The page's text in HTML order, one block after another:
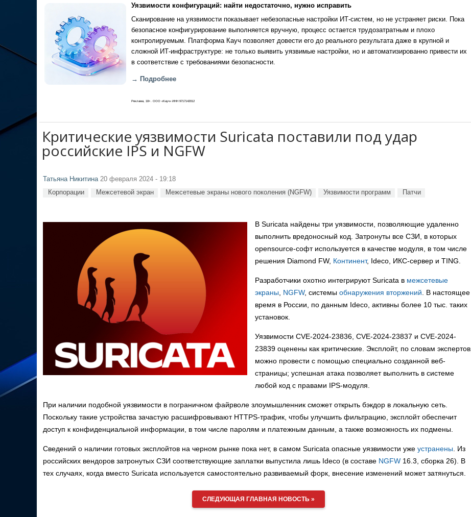
Уязвимости конфигураций: найти недостаточно, нужно исправить
Сканирование на уязвимости показывает небезопасные настройки ИТ-систем, но не устраняет риски. Пока
безопасное конфигурирование выполняется вручную, процесс остается трудозатратным и плохо
контролируемым. Платформа Кауч позволяет довести его до реального результата даже в крупной и
сложной ИТ-инфраструктуре: не только выявить уязвимые настройки, но и автоматизированно привести их
в соответствие с требованиями безопасности.
→ Подробнее
Реклама, 18+. ООО «Кауч» ИНН 9717142012
Критические уязвимости Suricata поставили под удар
российские IPS и NGFW
Татьяна Никитина20 февраля 2024 - 19:18
Корпорации Межсетевой экран Межсетевые экраны нового поколения (NGFW) Уязвимости программ Патчи
В Suricata найдены три уязвимости, позволяющие удаленно
выполнить вредоносный код. Затронуты все СЗИ, в которых
opensource-софт используется в качестве модуля, в том числе
решения Diamond FW, Континент, Ideco, ИКС-сервер и TING.
Разработчики охотно интегрируют Suricata в межсетевые
экраны
NGFW, системы обнаружения вторжений . В настоящее
время в России, по данным Ideco, активны более 10 тыс. таких
установок.
Уязвимости CVE-2024-23836, CVE-2024-23837 и CVE-2024-
23839 оценены как критические. Эксплойт, по словам экспертов,
можно провести с помощью специально созданной веб-
страницы; успешная атака позволяет выполнить в системе
любой код с правами IPS-модуля.
При наличии подобной уязвимости в пограничном файрволе злоумышленник сможет открыть бэкдор в локальную сеть.
Поскольку такие устройства зачастую расшифровывают HTTPS-трафик, чтобы улучшить фильтрацию, эксплойт обеспечит
доступ к конфиденциальной информации, в том числе паролям и платежным данным, а также возможность их подмены.
Сведений о наличии готовых эксплойтов на черном рынке пока нет, в самом Suricata опасные уязвимости уже устранены . Из
российских вендоров затронутых СЗИ соответствующие заплатки выпустила лишь Ideco (в составе NGFW 16.3, сборка 26). В
тех случаях, когда вместо Suricata используется самостоятельно развиваемый форк, внесение изменений может затянуться.
СЛЕДУЮЩАЯ ГЛАВНАЯ НОВОСТЬ »